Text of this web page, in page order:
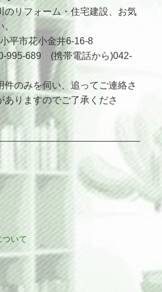
のリフォーム・住宅建設、お気
平市花小金井6-16-8
995-689 (携帯電話から)042-
件のみを伺い、追ってご連絡さ
ありますのでご了承くださ
ついて